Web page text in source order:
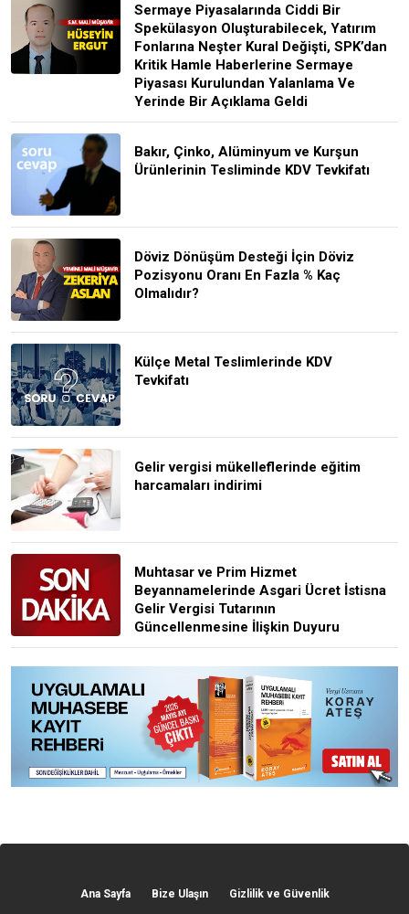
Sermaye Piyasalarında Ciddi Bir
Spekülasyon Oluşturabilecek, Yatırım
Fonlarına Neşter Kural Değişti, SPK’dan
Kritik Hamle Haberlerine Sermaye
Piyasası Kurulundan Yalanlama Ve
Yerinde Bir Açıklama Geldi
Bakır, Çinko, Alüminyum ve Kurşun
Ürünlerinin Tesliminde KDV Tevkifatı
Döviz Dönüşüm Desteği İçin Döviz
Pozisyonu Oranı En Fazla % Kaç
Olmalıdır?
Külçe Metal Teslimlerinde KDV
Tevkifatı
Gelir vergisi mükelleflerinde eğitim
harcamaları indirimi
Muhtasar ve Prim Hizmet
Beyannamelerinde Asgari Ücret İstisna
Gelir Vergisi Tutarının
Güncellenmesine İlişkin Duyuru
Ana Sayfa Bize Ulaşın Gizlilik ve Güvenlik